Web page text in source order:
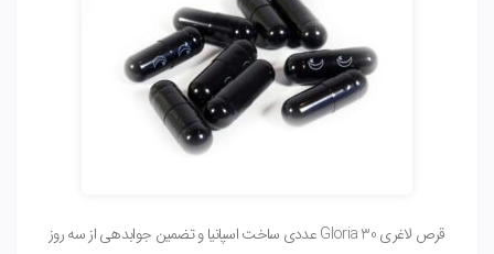
قرص لاغری Gloria 30 عددی ساخت اسپانیا و تضمین جوابدهی از سه روز